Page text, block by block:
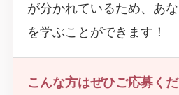
が分かれているため、あ
を学ぶことができます！
こんな方はぜひご応募く